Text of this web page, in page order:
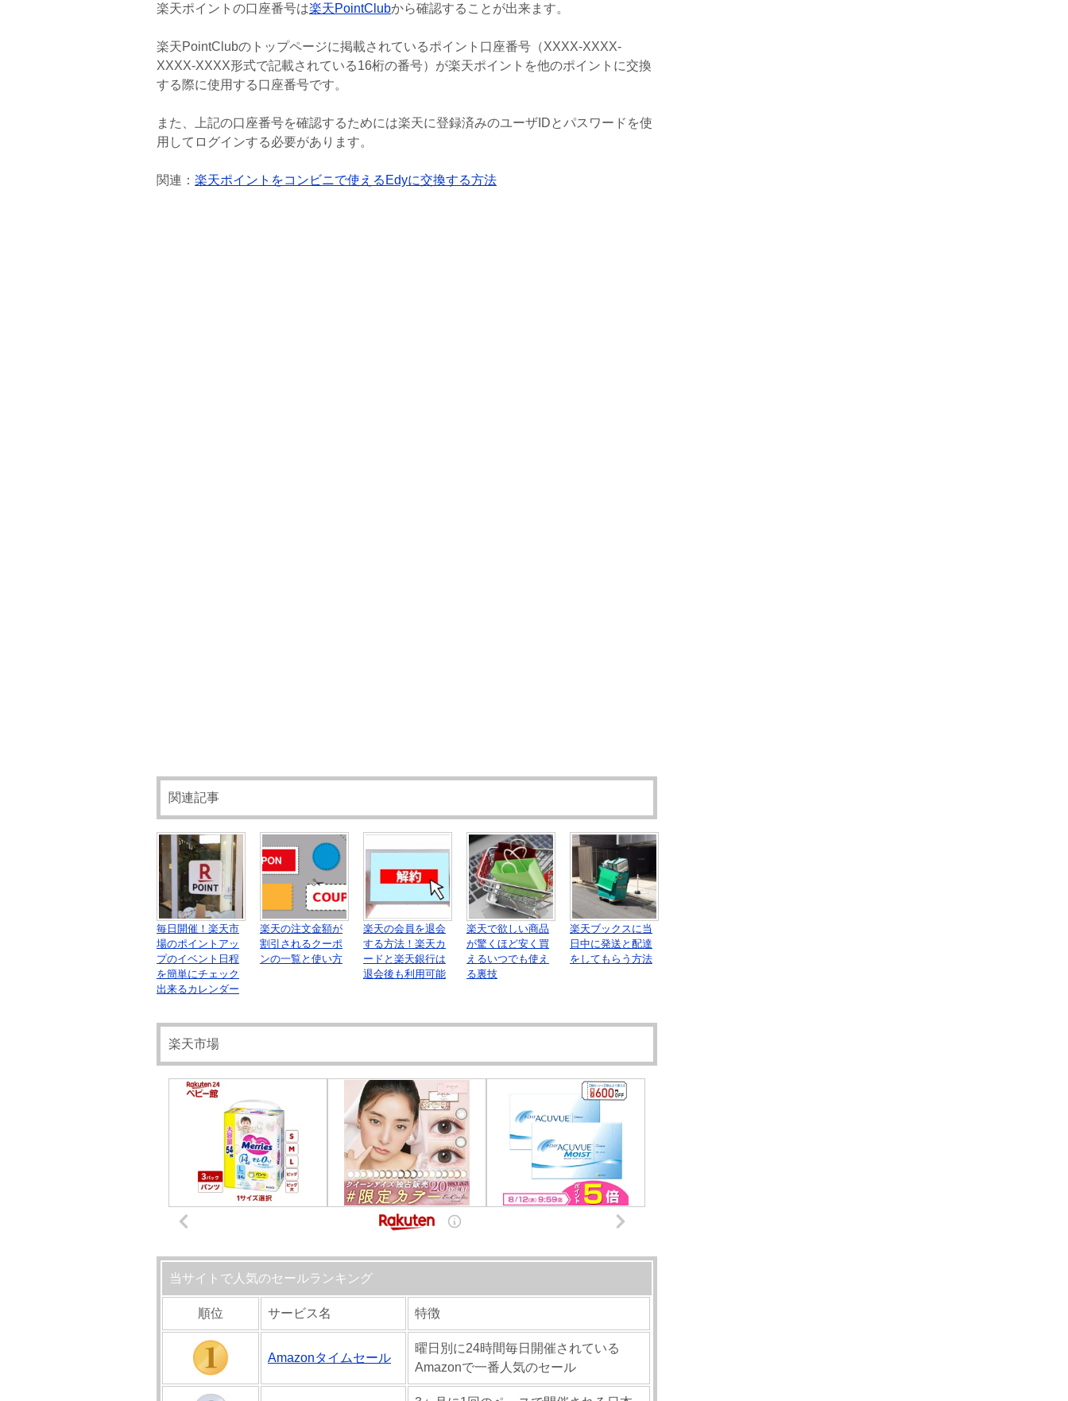
楽天ポイントの口座番号は楽天PointClubから確認することが出来ます。
楽天PointClubのトップページに掲載されているポイント口座番号（XXXX-XXXX-
XXXX-XXXX形式で記載されている16桁の番号）が楽天ポイントを他のポイントに交換
する際に使用する口座番号です。
また、上記の口座番号を確認するためには楽天に登録済みのユーザIDとパスワードを使
用してログインする必要があります。
関連： 楽天ポイントをコンビニで使えるEdyに交換する方法
関連記事
毎日開催！楽天市
場のポイントアッ
プのイベント日程
を簡単にチェック
出来るカレンダー
楽天の注文金額が
割引されるクーポ
ンの一覧と使い方
楽天の会員を退会
する方法！楽天カ
ードと楽天銀行は
退会後も利用可能
楽天で欲しい商品
が驚くほど安く買
えるいつでも使え
る裏技
楽天ブックスに当
日中に発送と配達
をしてもらう方法
楽天市場
当サイトで人気のセールランキング
順位 サービス名 特徴
Amazonタイムセール
曜日別に24時間毎日開催されている
Amazonで一番人気のセール